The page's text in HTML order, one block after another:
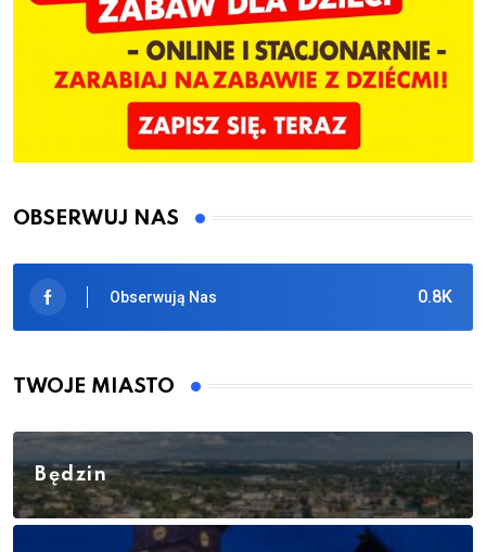
OBSERWUJ NAS
0.8K
Obserwują Nas
TWOJE MIASTO
Będzin